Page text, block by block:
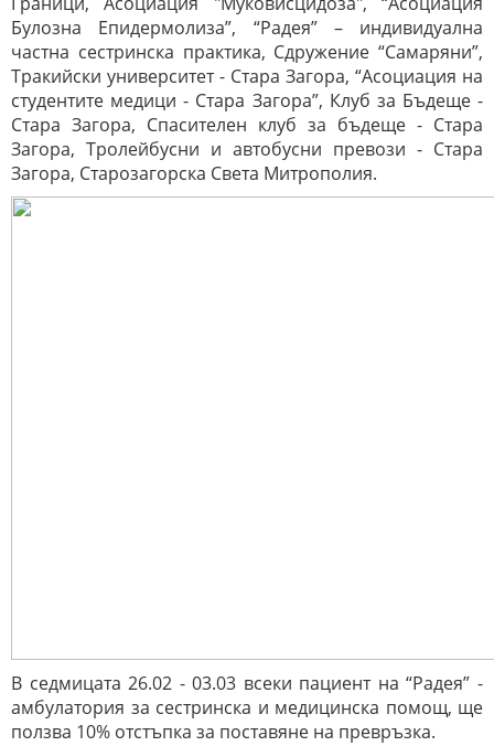
Булозна Епидермолиза”, “Радея” – индивидуална
частна сестринска практика, Сдружение “Самаряни”,
Тракийски университет - Стара Загора, “Асоциация на
студентите медици - Стара Загора”, Клуб за Бъдеще -
Стара Загора, Спасителен клуб за бъдеще - Стара
Загора, Тролейбусни и автобусни превози - Стара
Загора, Старозагорска Света Митрополия.
В седмицата 26.02 - 03.03 всеки пациент на “Радея” -
амбулатория за сестринска и медицинска помощ, ще
ползва 10% отстъпка за поставяне на превръзка.